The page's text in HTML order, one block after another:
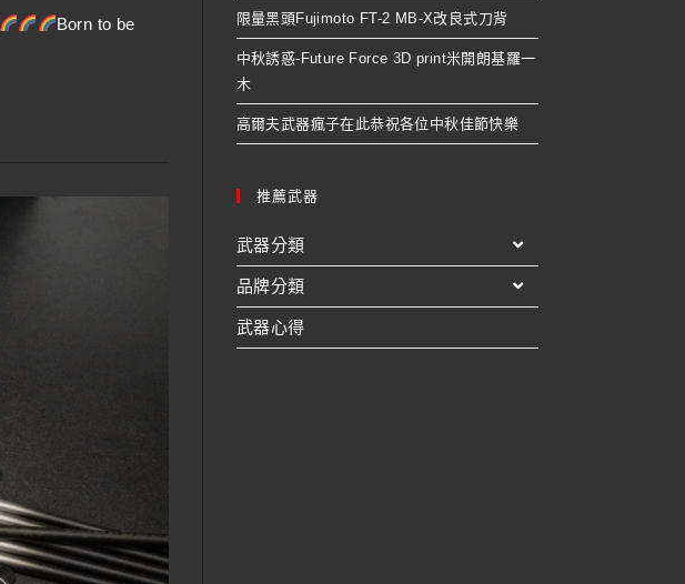
Born to be
限量黑頭Fujimoto FT-2 MB-X改良式刀背
中秋誘惑-Future Force 3D print米開朗基羅一
木
高爾夫武器瘋子在此恭祝各位中秋佳節快樂
推薦武器
武器分類
品牌分類
武器心得